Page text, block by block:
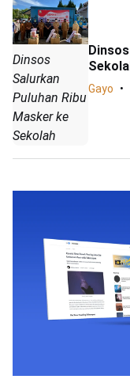
Dinsos
Salurkan
Puluhan Ribu
Masker ke
Sekolah
Gayo